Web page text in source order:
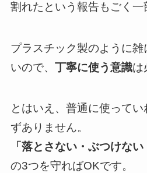
割れたという報告もごく一
プラスチック製のように
いので、 丁寧に使う意識は
とはいえ、普通に使って
ずありません。
「落とさない・ぶつけない
の3つを守ればOKです。